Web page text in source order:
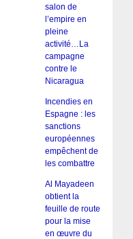
salon de
l’empire en
pleine
activité…La
campagne
contre le
Nicaragua
Incendies en
Espagne : les
sanctions
européennes
empêchent de
les combattre
Al Mayadeen
obtient la
feuille de route
pour la mise
en œuvre du